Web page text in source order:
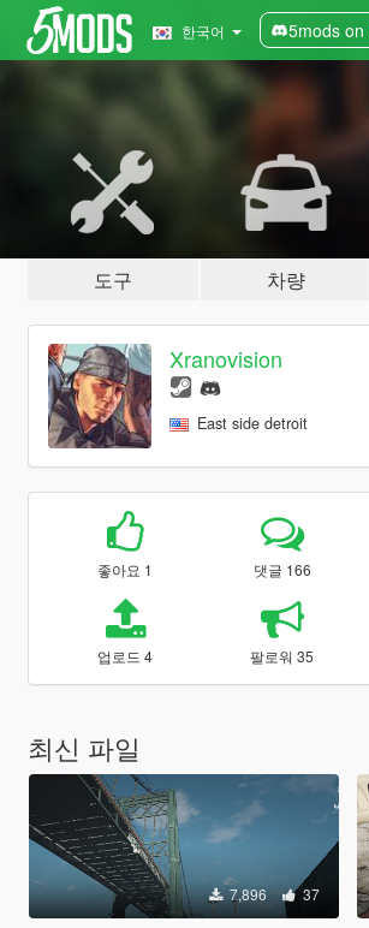
한국어 5mods on
도구 차량
Xranovision
East side detroit
좋아요 1 댓글 166
업로드 4 팔로워 35
최신 파일
7,896 37